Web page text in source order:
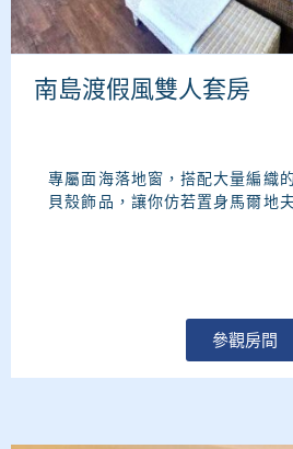
南島渡假風雙人套房
專屬面海落地窗，搭配大量編織
貝殼飾品，讓你仿若置身馬爾地
參觀房間